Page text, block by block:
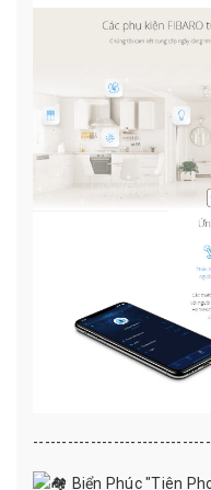
Biển Phúc "Tiên